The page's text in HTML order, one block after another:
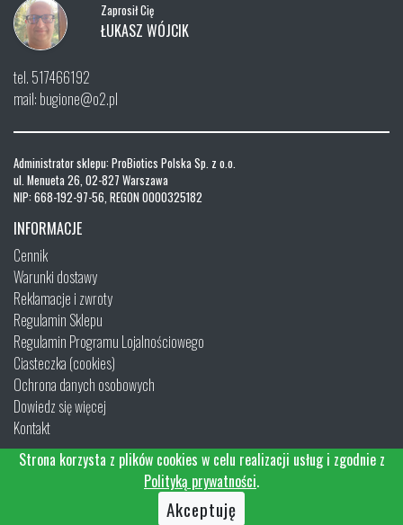
Zaprosił Cię
ŁUKASZ WÓJCIK
tel. 517466192
mail: bugione@o2.pl
Administrator sklepu: ProBiotics Polska Sp. z o.o.
ul. Menueta 26, 02-827 Warszawa
NIP: 668-192-97-56, REGON 0000325182
INFORMACJE
Cennik
Warunki dostawy
Reklamacje i zwroty
Regulamin Sklepu
Regulamin Programu Lojalnościowego
Ciasteczka (cookies)
Ochrona danych osobowych
Dowiedz się więcej
Kontakt
Strona korzysta z plików cookies w celu realizacji usług i zgodnie z
Polityką prywatności.
Akceptuję